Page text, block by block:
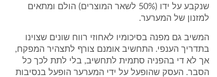
שנקבע על ידו (50% לשאר המוצרים) הולם ומתאים
למזנון של המערער.
המשיב גם מפנה בסיכומיו לאחוזי רווח שונים שצוינו
בתדריך הענפי. התחשיב אומנם צורף לתצהיר המפקח,
אך לא די בהפניה סתמית לתחשיב, בלי לתת לכך כל
הסבר. העסק שהופעל על ידי המערער הופעל בנסיבות